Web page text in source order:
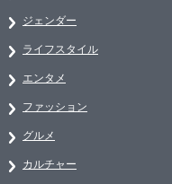
ジェンダー
ライフスタイル
エンタメ
ファッション
グルメ
カルチャー